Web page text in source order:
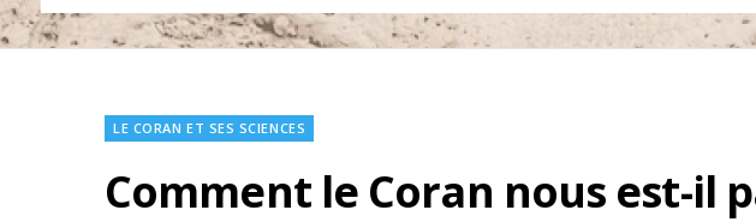
LE CORAN ET SES SCIENCES
Comment le Coran nous est-il